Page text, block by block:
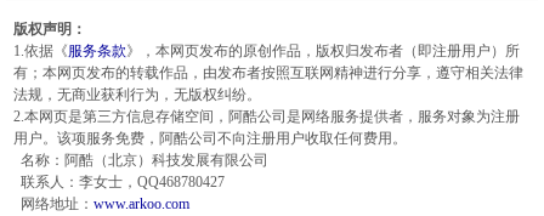
版权声明：
1.依据《服务条款》，本网页发布的原创作品，版权归发布者（即注册用户）所
有；本网页发布的转载作品，由发布者按照互联网精神进行分享，遵守相关法律
法规，无商业获利行为，无版权纠纷。
2.本网页是第三方信息存储空间，阿酷公司是网络服务提供者，服务对象为注册
用户。该项服务免费，阿酷公司不向注册用户收取任何费用。
名称：阿酷（北京）科技发展有限公司
联系人：李女士，QQ468780427
网络地址： www.arkoo.com